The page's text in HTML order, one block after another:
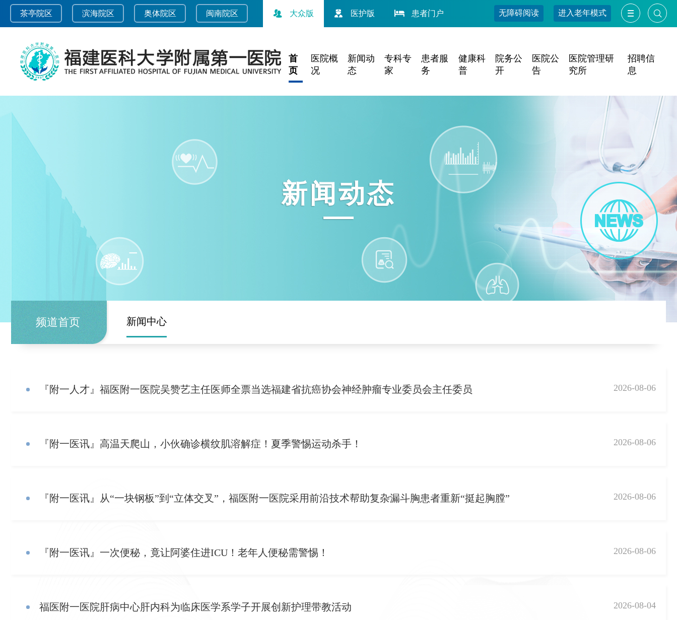
茶亭院区 滨海院区 奥体院区 闽南院区 大众版 医护版 患者门户 无障碍阅读 进入老年模式
首
页
医院概
况
新闻动
态
专科专
家
患者服
务
健康科
普
院务公
开
医院公
告
医院管理研
究所
招聘信
息
新闻动态
频道首页 新闻中心
『附一人才』福医附一医院吴赞艺主任医师全票当选福建省抗癌协会神经肿瘤专业委员会主任委员 2026-08-06
『附一医讯』高温天爬山，小伙确诊横纹肌溶解症！夏季警惕运动杀手！ 2026-08-06
『附一医讯』从“一块钢板”到“立体交叉”，福医附一医院采用前沿技术帮助复杂漏斗胸患者重新“挺起胸膛” 2026-08-06
『附一医讯』一次便秘，竟让阿婆住进ICU！老年人便秘需警惕！ 2026-08-06
福医附一医院肝病中心肝内科为临床医学系学子开展创新护理带教活动 2026-08-04